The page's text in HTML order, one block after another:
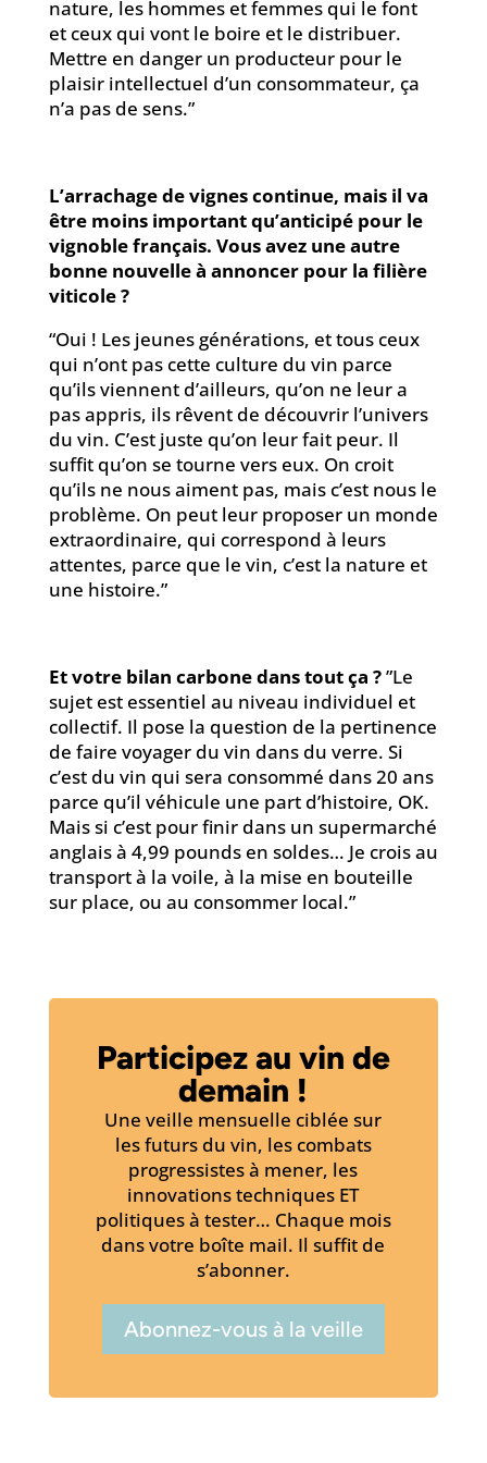
nature, les hommes et femmes qui le font
et ceux qui vont le boire et le distribuer.
Mettre en danger un producteur pour le
plaisir intellectuel d’un consommateur, ça
n’a pas de sens.”
L’arrachage de vignes continue, mais il va
être moins important qu’anticipé pour le
vignoble français. Vous avez une autre
bonne nouvelle à annoncer pour la filière
viticole ?
“Oui ! Les jeunes générations, et tous ceux
qui n’ont pas cette culture du vin parce
qu’ils viennent d’ailleurs, qu’on ne leur a
pas appris, ils rêvent de découvrir l’univers
du vin. C’est juste qu’on leur fait peur. Il
suffit qu’on se tourne vers eux. On croit
qu’ils ne nous aiment pas, mais c’est nous le
problème. On peut leur proposer un monde
extraordinaire, qui correspond à leurs
attentes, parce que le vin, c’est la nature et
une histoire.”
Et votre bilan carbone dans tout ça ?”Le
sujet est essentiel au niveau individuel et
collectif. Il pose la question de la pertinence
de faire voyager du vin dans du verre. Si
c’est du vin qui sera consommé dans 20 ans
parce qu’il véhicule une part d’histoire, OK.
Mais si c’est pour finir dans un supermarché
anglais à 4,99 pounds en soldes… Je crois au
transport à la voile, à la mise en bouteille
sur place, ou au consommer local.”
Participez au vin de
demain !
Une veille mensuelle ciblée sur
les futurs du vin, les combats
progressistes à mener, les
innovations techniques ET
politiques à tester… Chaque mois
dans votre boîte mail. Il suffit de
s’abonner.
Abonnez-vous à la veille